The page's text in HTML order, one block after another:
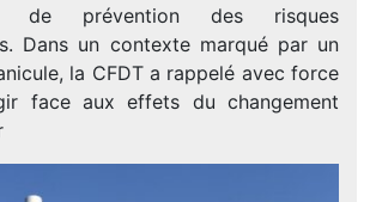
de prévention des risques
Dans un contexte marqué par un
la CFDT a rappelé avec force
face aux effets du changement